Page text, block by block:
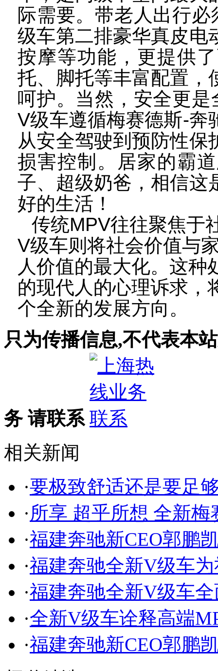
际需要。带老人出行
级车第二排豪华真皮电
按摩等功能，更提供
托、脚托等丰富配置，
呵护。当然，安全更是
V级车遵循梅赛德斯-奔
从安全驾驶到预防性保
损害控制。居家的霸
子、超级奶爸，相信这
好的生活！
传统MPV往往聚焦于
V级车则将社会价值与
人价值的最大化。这种
的现代人的心理诉求，
个全新的发展方向。
只为传播信息,不代表本
务 请联系
相关新闻
·要极致舒适还是要足
·所享 超乎所想 全新梅
·福建奔驰新CEO郭鹏
·福建奔驰全新V级车
·福建奔驰全新V级车
·全新V级车诠释高端
·福建奔驰新CEO郭鹏